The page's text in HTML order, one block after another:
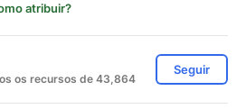
atribuir?
os recursos de 43,864
Seguir